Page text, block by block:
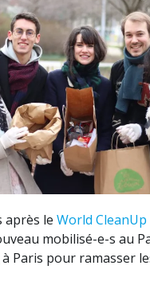
après le World CleanUp
mobilisé-e-s au
Paris pour ramasser